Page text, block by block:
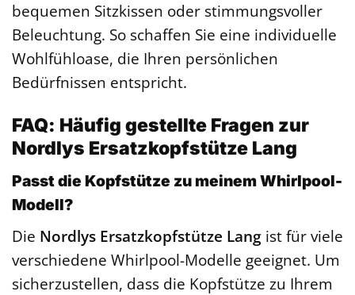
bequemen Sitzkissen oder stimmungsvoller
Beleuchtung. So schaffen Sie eine individuelle
Wohlfühloase, die Ihren persönlichen
Bedürfnissen entspricht.
FAQ: Häufig gestellte Fragen zur
Nordlys Ersatzkopfstütze Lang
Passt die Kopfstütze zu meinem Whirlpool-
Modell?
Die Nordlys Ersatzkopfstütze Lang ist für viele
verschiedene Whirlpool-Modelle geeignet. Um
sicherzustellen, dass die Kopfstütze zu Ihrem